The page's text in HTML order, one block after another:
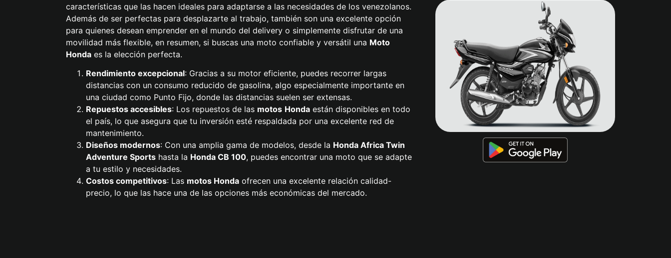
características que las hacen ideales para adaptarse a las necesidades de los venezolanos.
Además de ser perfectas para desplazarte al trabajo, también son una excelente opción
para quienes desean emprender en el mundo del delivery o simplemente disfrutar de una
movilidad más flexible, en resumen, si buscas una moto confiable y versátil una Moto
Honda es la elección perfecta.
Rendimiento excepcional: Gracias a su motor eficiente, puedes recorrer largas
distancias con un consumo reducido de gasolina, algo especialmente importante en
una ciudad como Punto Fijo, donde las distancias suelen ser extensas.
Repuestos accesibles: Los repuestos de las motos Honda están disponibles en todo
el país, lo que asegura que tu inversión esté respaldada por una excelente red de
mantenimiento.
Diseños modernos: Con una amplia gama de modelos, desde la Honda Africa Twin
Adventure Sports hasta la Honda CB 100, puedes encontrar una moto que se adapte
a tu estilo y necesidades.
Costos competitivos: Las motos Honda ofrecen una excelente relación calidad-
precio, lo que las hace una de las opciones más económicas del mercado.